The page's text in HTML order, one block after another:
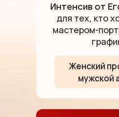
Интенсив от
для тех, кто
мастером-
Женский
мужской